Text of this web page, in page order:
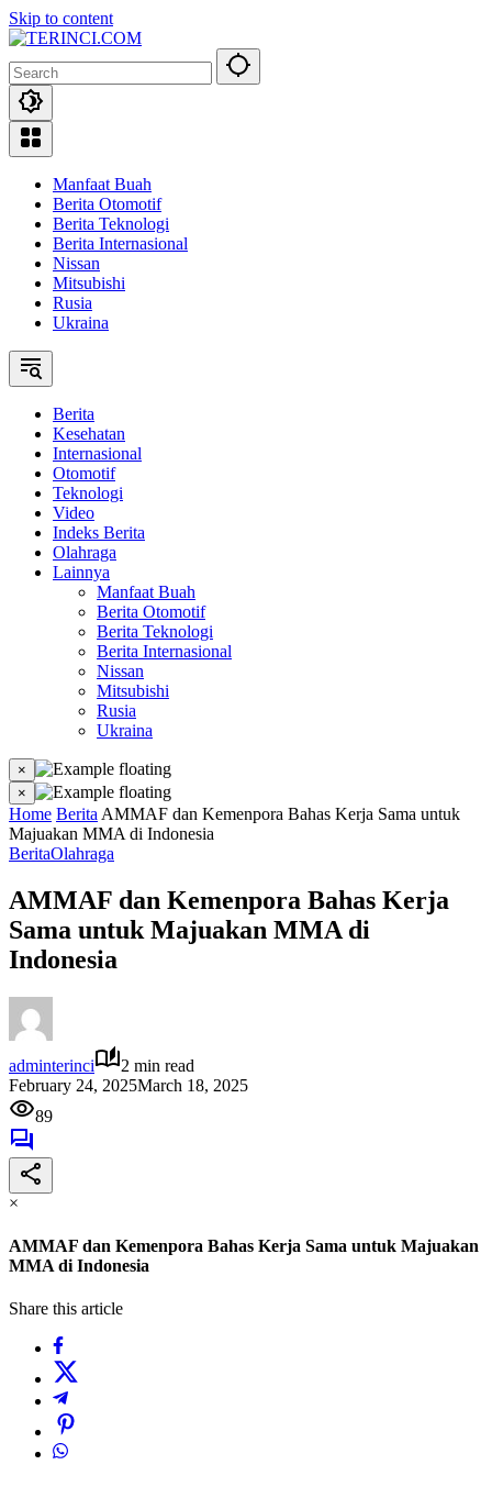
Skip to content
Manfaat Buah
Berita Otomotif
Berita Teknologi
Berita Internasional
Nissan
Mitsubishi
Rusia
Ukraina
Berita
Kesehatan
Internasional
Otomotif
Teknologi
Video
Indeks Berita
Olahraga
Lainnya
Manfaat Buah
Berita Otomotif
Berita Teknologi
Berita Internasional
Nissan
Mitsubishi
Rusia
Ukraina
×
×
Home Berita AMMAF dan Kemenpora Bahas Kerja Sama untuk
Majuakan MMA di Indonesia
BeritaOlahraga
AMMAF dan Kemenpora Bahas Kerja
Sama untuk Majuakan MMA di
Indonesia
adminterinci
2 min read
February 24, 2025March 18, 2025
89
×
AMMAF dan Kemenpora Bahas Kerja Sama untuk Majuakan
MMA di Indonesia
Share this article